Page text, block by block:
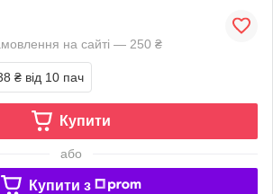
на сайті — 250 ₴
₴ від 10 пач
Купити
або
Купити з